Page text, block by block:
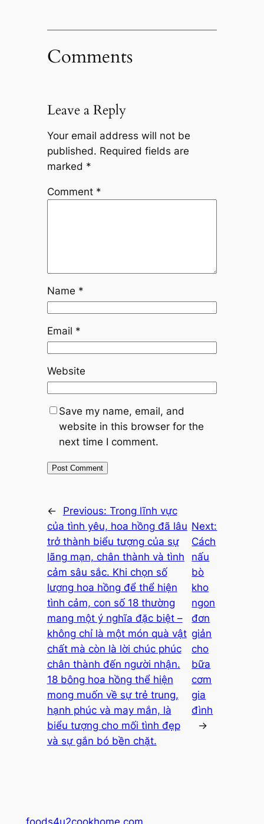
Comments
Leave a Reply
Your email address will not be
published. Required fields are
marked *
Comment *
Name *
Email *
Website
Save my name, email, and
website in this browser for the
next time I comment.
← Previous: Trong lĩnh vực
của tình yêu, hoa hồng đã lâu
trở thành biểu tượng của sự
lãng mạn, chân thành và tình
cảm sâu sắc. Khi chọn số
lượng hoa hồng để thể hiện
tình cảm, con số 18 thường
mang một ý nghĩa đặc biệt –
không chỉ là một món quà vật
chất mà còn là lời chúc phúc
chân thành đến người nhận.
18 bông hoa hồng thể hiện
mong muốn về sự trẻ trung,
hạnh phúc và may mắn, là
biểu tượng cho mối tình đẹp
và sự gắn bó bền chặt.
Next:
Cách
nấu
bò
kho
ngon
đơn
giản
cho
bữa
cơm
gia
đình
→